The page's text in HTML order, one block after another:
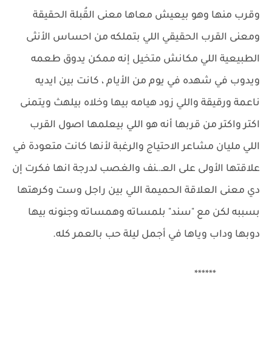
وقرب منها وهو بيعيش معاها معنى القُبلة الحقيقة
ومعنى القرب الحقيقي اللي بتملكه من احساس الأنثى
الطبيعية اللي مكانش متخيل إنه ممكن يدوق طعمه
ويدوب في شهده في يوم من الأيام ، كانت بين ايديه
ناعمة ورقيقة واللي زود هيامه بيها وخلاه بيلهث ويتمنى
اكتر واكتر من قربها أنه هو اللي بيعلمها اصول القرب
اللي مليان مشاعر الاحتياج والرغبة لأنها كانت متعودة في
علاقتها الأولى على العـ.ـنف والغصب لدرجة انها فكرت إن
دي معنى العلاقة الحميمة اللي بين راجل وست وكرهتها
بسببه لكن مع "سند" بلمساته وهمساته وجنونه بيها
دوبها وداب وياها في أجمل ليلة حب بالعمر كله.
******